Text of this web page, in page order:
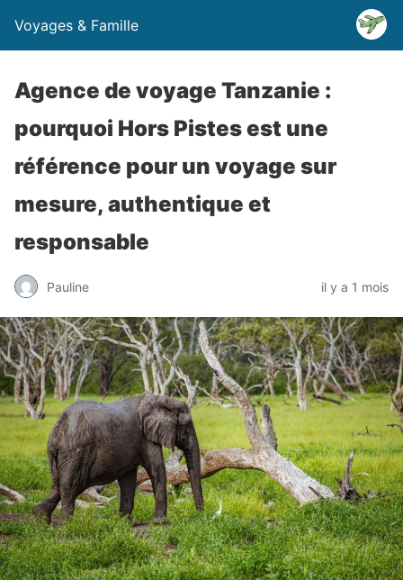
Voyages & Famille
Agence de voyage Tanzanie :
pourquoi Hors Pistes est une
référence pour un voyage sur
mesure, authentique et
responsable
Pauline il y a 1 mois